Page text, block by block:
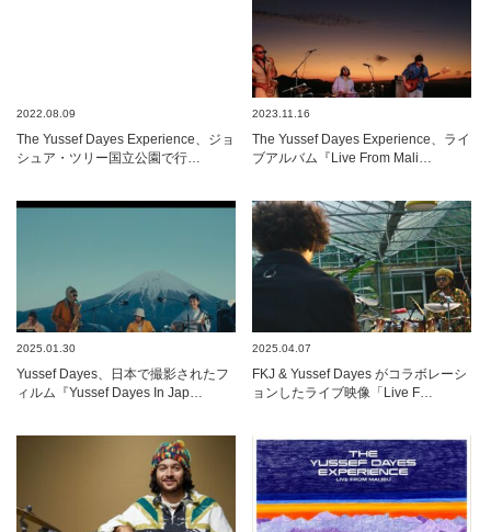
2022.08.09
The Yussef Dayes Experience、ジョ
シュア・ツリー国立公園で行…
2023.11.16
The Yussef Dayes Experience、ライ
ブアルバム『Live From Mali…
2025.01.30
Yussef Dayes、日本で撮影されたフ
ィルム『Yussef Dayes In Jap…
2025.04.07
FKJ & Yussef Dayes がコラボレーシ
ョンしたライブ映像「Live F…